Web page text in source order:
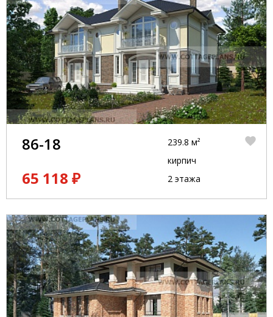
86-18
65 118 ₽
239.8 м²
кирпич
2 этажа